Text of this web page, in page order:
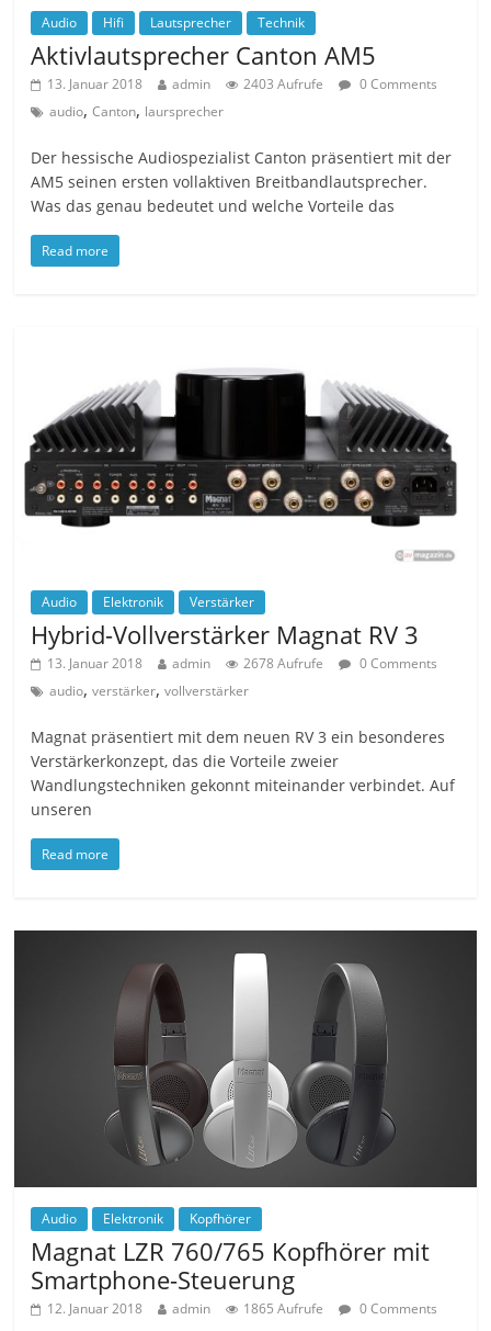
Audio Hifi Lautsprecher Technik
Aktivlautsprecher Canton AM5
13. Januar 2018 admin 2403 Aufrufe
0 Comments
audio,Canton, laursprecher
Der hessische Audiospezialist Canton präsentiert mit der
AM5 seinen ersten vollaktiven Breitbandlautsprecher.
Was das genau bedeutet und welche Vorteile das
Read more
Audio Elektronik Verstärker
Hybrid-Vollverstärker Magnat RV 3
13. Januar 2018 admin 2678 Aufrufe
0 Comments
audio,verstärker,vollverstärker
Magnat präsentiert mit dem neuen RV 3 ein besonderes
Verstärkerkonzept, das die Vorteile zweier
Wandlungstechniken gekonnt miteinander verbindet. Auf
unseren
Read more
Audio Elektronik Kopfhörer
Magnat LZR 760/765 Kopfhörer mit
Smartphone-Steuerung
12. Januar 2018 admin 1865 Aufrufe
0 Comments